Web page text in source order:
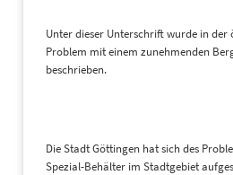
Unter dieser Unterschrift wurde in der
Problem mit einem zunehmenden
beschrieben.
Die Stadt Göttingen hat sich des
Spezial-Behälter im Stadtgebiet